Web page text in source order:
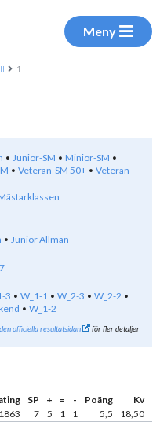
Meny
1
Junior-SM
Minior-SM
Veteran-SM 50+
Veteran-
Junior Allmän
7
3 W_1-1 W_2-3
W_2-2
W_1-2
den officiella resultatsidan för fler detaljer
SP + = - Poäng
Kv
1863 7 5 1 1 5,5
18,50